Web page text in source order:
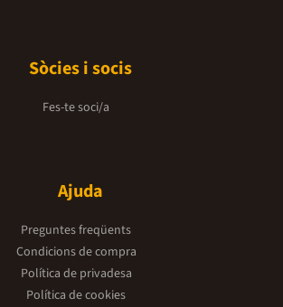
Sòcies i socis
Fes-te soci/a
Ajuda
Preguntes freqüents
Condicions de compra
Política de privadesa
Política de cookies